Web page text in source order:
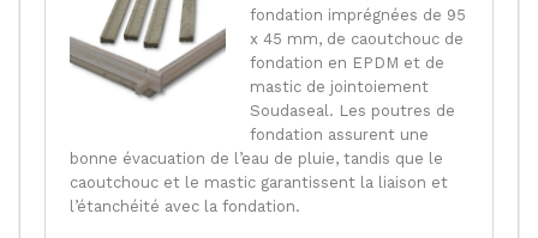
fondation imprégnées de 95
x 45 mm, de caoutchouc de
fondation en EPDM et de
mastic de jointoiement
Soudaseal. Les poutres de
fondation assurent une
bonne évacuation de l’eau de pluie, tandis que le
caoutchouc et le mastic garantissent la liaison et
l’étanchéité avec la fondation.